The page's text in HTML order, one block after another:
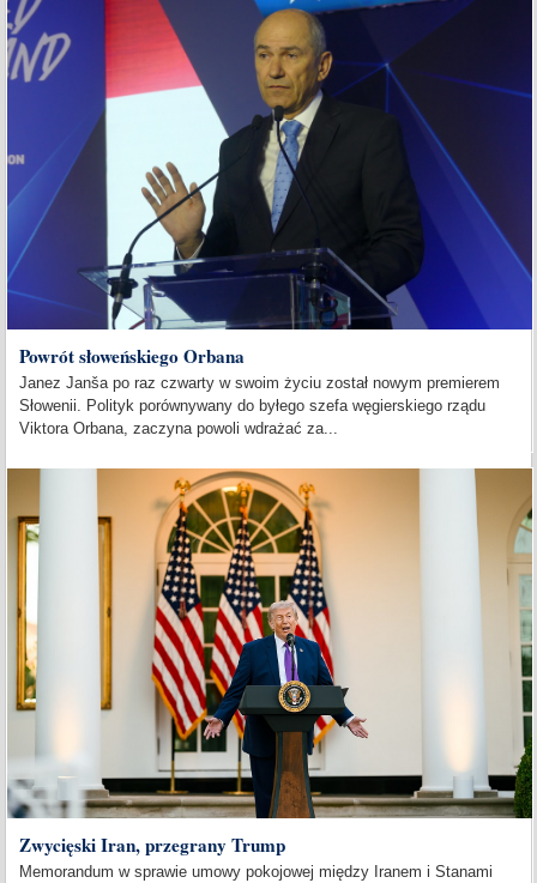
Powrót słoweńskiego Orbana
Janez Janša po raz czwarty w swoim życiu został nowym premierem
Słowenii. Polityk porównywany do byłego szefa węgierskiego rządu
Viktora Orbana, zaczyna powoli wdrażać za...
Zwycięski Iran, przegrany Trump
Memorandum w sprawie umowy pokojowej między Iranem i Stanami